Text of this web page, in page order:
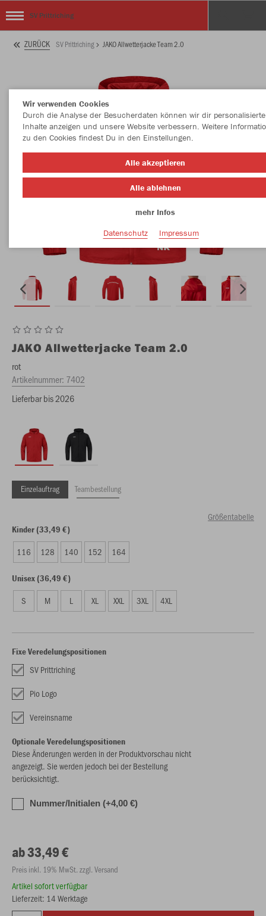
SV Prittriching
ZURÜCK SV Prittriching JAKO Allwetterjacke Team 2.0
JAKO Allwetterjacke Team 2.0
rot
Artikelnummer: 7402
Lieferbar bis 2026
Einzelauftrag Teambestellung
Größentabelle
Kinder (33,49 €)
116 128 140 152 164
Unisex (36,49 €)
S M L XL XXL 3XL 4XL
Fixe Veredelungspositionen
SV Prittriching
Pio Logo
Vereinsname
Optionale Veredelungspositionen
Diese Änderungen werden in der Produktvorschau nicht
angezeigt. Sie werden jedoch bei der Bestellung
berücksichtigt.
Nummer/Initialen (+4,00 €)
ab 33,49 €
Preis inkl. 19% MwSt. zzgl. Versand
Artikel sofort verfügbar
Lieferzeit: 14 Werktage
Wir verwenden Cookies
Durch die Analyse der Besucherdaten können wir dir personalisierte
Inhalte anzeigen und unsere Website verbessern. Weitere
zu den Cookies findest Du in den Einstellungen.
Alle akzeptieren
Alle ablehnen
mehr Infos
Datenschutz
Impressum